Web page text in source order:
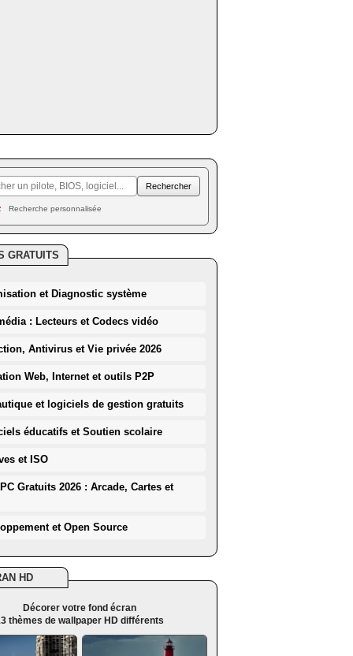
Recherche personnalisée
GRATUITS
et Diagnostic système
: Lecteurs et Codecs vidéo
Antivirus et Vie privée 2026
Web, Internet et outils P2P
et logiciels de gestion gratuits
éducatifs et Soutien scolaire
et ISO
Gratuits 2026 : Arcade, Cartes et
et Open Source
HD
Décorer votre fond écran
thèmes de wallpaper HD différents